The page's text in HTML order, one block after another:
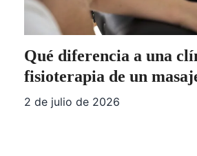
Qué diferencia a una
fisioterapia de un
2 de julio de 2026